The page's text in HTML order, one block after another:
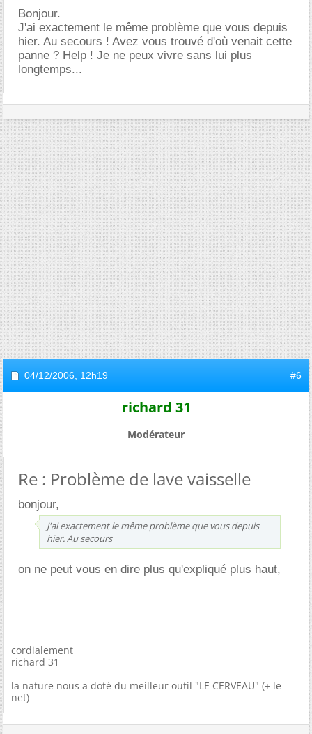
Bonjour.
J'ai exactement le même problème que vous depuis
hier. Au secours ! Avez vous trouvé d'où venait cette
panne ? Help ! Je ne peux vivre sans lui plus
longtemps...
04/12/2006, 12h19 #6
richard 31
Modérateur
Re : Problème de lave vaisselle
bonjour,
J'ai exactement le même problème que vous depuis
hier. Au secours
on ne peut vous en dire plus qu'expliqué plus haut,
cordialement
richard 31
la nature nous a doté du meilleur outil "LE CERVEAU" (+ le
net)